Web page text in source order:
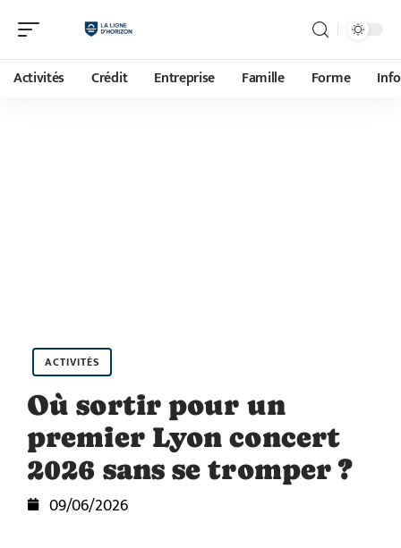
Activités Crédit Entreprise Famille Forme
ACTIVITÉS
Où sortir pour un
premier Lyon concert
2026 sans se tromper ?
09/06/2026